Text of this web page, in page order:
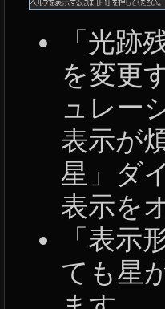
「光跡
を変更
ュレー
表示が
星」ダ
表示を
「表示
ても星